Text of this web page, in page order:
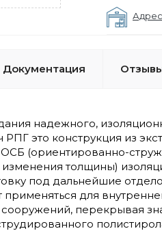
Документация
надежного,
это конструкция из
(ориентированно-
изменения толщины)
под дальнейшие
применяться для
перекрывая